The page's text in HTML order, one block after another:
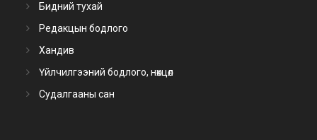
Бидний тухай
Редакцын бодлого
Хандив
Үйлчилгээний бодлого, нөхцөл
Судалгааны сан